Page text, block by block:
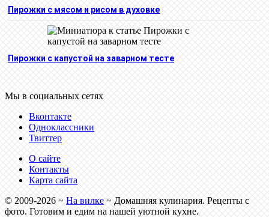
Пирожки с мясом и рисом в духовке
Пирожки с капустой на заварном тесте
Мы в социальных сетях
Вконтакте
Одноклассники
Твиттер
О сайте
Контакты
Карта сайта
© 2009-2026~На вилке~ Домашняя кулинария. Рецепты с
фото. Готовим и едим на нашей уютной кухне.